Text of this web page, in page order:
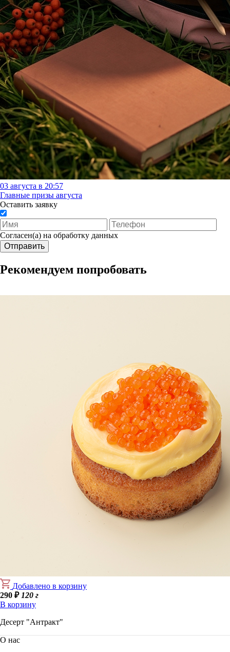
03 августа в 20:57
Главные призы августа
Оставить заявку
Согласен(а) на обработку данных
Отправить
Рекомендуем попробовать
Добавлено в корзину
290 ₽ 120 г
В корзину
Десерт "Антракт"
О нас